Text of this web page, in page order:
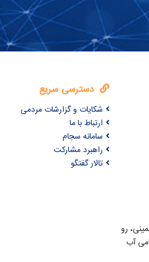
دسترسی سریع
شکایات و گزارشات مردمی
ارتباط با ما
سامانه سجام
راهبرد مشارکت
تالار گفتگو
رو
آب